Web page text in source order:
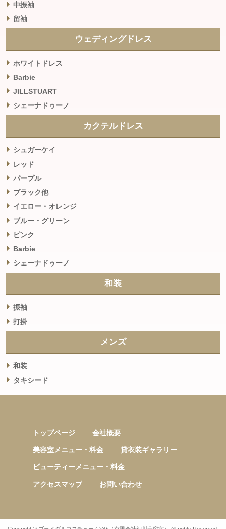
中振袖
留袖
ウェディングドレス
ホワイトドレス
Barbie
JILLSTUART
シェーナドゥーノ
カクテルドレス
シュガーケイ
レッド
パープル
ブラック他
イエロー・オレンジ
ブルー・グリーン
ピンク
Barbie
シェーナドゥーノ
和装
振袖
打掛
メンズ
和装
タキシード
トップページ 会社概要
美容室メニュー・料金 貸衣装ギャラリー
ビューティーメニュー・料金
アクセスマップ お問い合わせ